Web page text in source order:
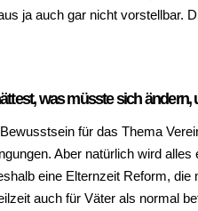
ja auch gar nicht vorstellbar.
was müsste sich
für das Thema
Aber natürlich wird
eine Elternzeit Reform,
auch für Väter als normal